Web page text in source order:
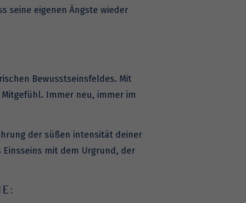
seine eigenen Ängste wieder
Bewusstseinsfeldes. Mit
Immer neu, immer im
der süßen intensität deiner
mit dem Urgrund, der